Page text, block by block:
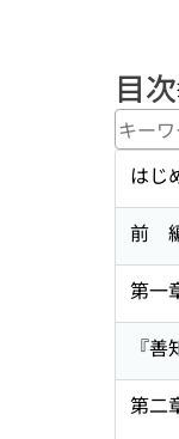
目次
はじ
前
第一
『
第二